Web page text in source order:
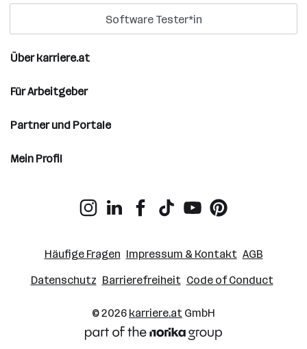
Software Tester*in
Über karriere.at
Für Arbeitgeber
Partner und Portale
Mein Profil
Häufige Fragen Impressum & Kontakt AGB
Datenschutz Barrierefreiheit Code of Conduct
© 2026 karriere.at GmbH